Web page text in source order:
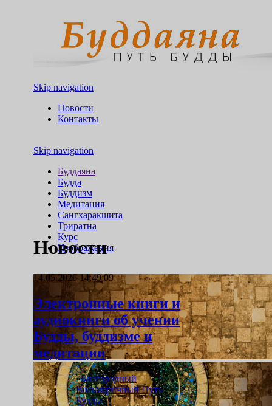
Skip navigation
Новости
Контакты
Skip navigation
Буддаяна
Будда
Буддизм
Медитация
Сангхаракшита
Триратна
Курс
Изображения
Новости
14.05.2026 14:49:09
Электронные книги и
аудиокниги об учении
Будды, буддизме и
медитации
«Благородный
Восьмеричный Путь
Будды»